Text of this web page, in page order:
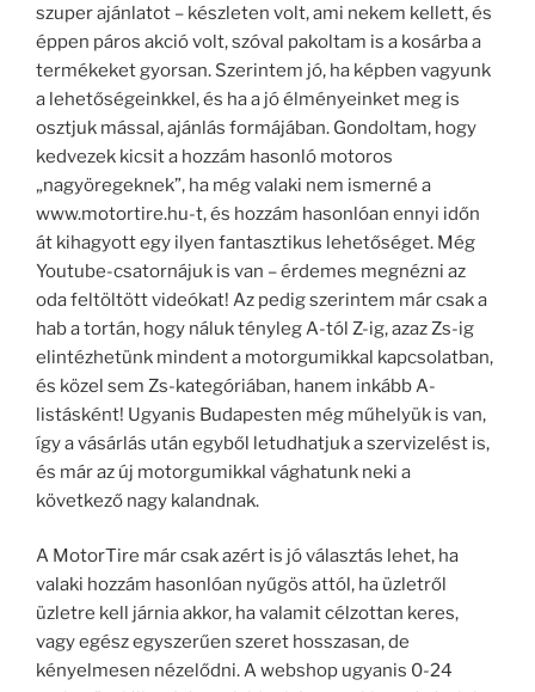
szuper ajánlatot – készleten volt, ami nekem kellett, és
éppen páros akció volt, szóval pakoltam is a kosárba a
termékeket gyorsan. Szerintem jó, ha képben vagyunk
a lehetőségeinkkel, és ha a jó élményeinket meg is
osztjuk mással, ajánlás formájában. Gondoltam, hogy
kedvezek kicsit a hozzám hasonló motoros
„nagyöregeknek”, ha még valaki nem ismerné a
www.motortire.hu-t, és hozzám hasonlóan ennyi időn
át kihagyott egy ilyen fantasztikus lehetőséget. Még
Youtube-csatornájuk is van – érdemes megnézni az
oda feltöltött videókat! Az pedig szerintem már csak a
hab a tortán, hogy náluk tényleg A-tól Z-ig, azaz Zs-ig
elintézhetünk mindent a motorgumikkal kapcsolatban,
és közel sem Zs-kategóriában, hanem inkább A-
listásként! Ugyanis Budapesten még műhelyük is van,
így a vásárlás után egyből letudhatjuk a szervizelést is,
és már az új motorgumikkal vághatunk neki a
következő nagy kalandnak.
A MotorTire már csak azért is jó választás lehet, ha
valaki hozzám hasonlóan nyűgös attól, ha üzletről
üzletre kell járnia akkor, ha valamit célzottan keres,
vagy egész egyszerűen szeret hosszasan, de
kényelmesen nézelődni. A webshop ugyanis 0-24